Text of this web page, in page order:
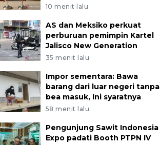
10 menit lalu
AS dan Meksiko perkuat
perburuan pemimpin Kartel
Jalisco New Generation
35 menit lalu
Impor sementara: Bawa
barang dari luar negeri tanpa
bea masuk, Ini syaratnya
58 menit lalu
Pengunjung Sawit Indonesia
Expo padati Booth PTPN IV